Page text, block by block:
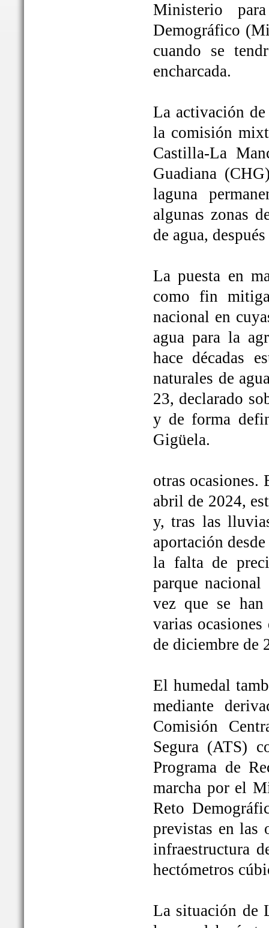
Ministerio
Demográfico
cuando se
encharcada.
La activación
la comisión
Castilla-La
Guadiana
laguna
algunas zonas
de agua,
La puesta en
como fin
nacional en
agua para la
hace décadas
naturales de
23, declarado
y de forma
Gigüela.
otras ocasiones.
abril de 2024,
y, tras las
aportación
la falta de
parque
vez que se
varias
de diciembre de
El humedal
mediante
Comisión
Segura (ATS)
Programa de
marcha por el
Reto
previstas en las
infraestructura
hectómetros
La situación de